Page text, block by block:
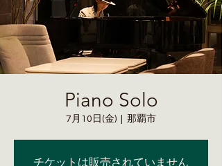
Piano Solo
7月10日(金) 那覇市
チケットは販売されていません